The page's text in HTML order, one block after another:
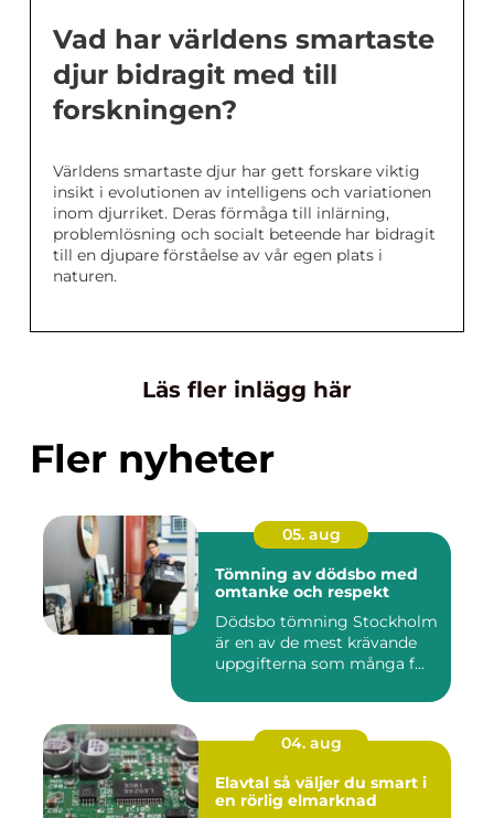
Vad har världens smartaste
djur bidragit med till
forskningen?
Världens smartaste djur har gett forskare viktig
insikt i evolutionen av intelligens och variationen
inom djurriket. Deras förmåga till inlärning,
problemlösning och socialt beteende har bidragit
till en djupare förståelse av vår egen plats i
naturen.
Läs fler inlägg här
Fler nyheter
05. aug
Tömning av dödsbo med
omtanke och respekt
Dödsbo tömning Stockholm
är en av de mest krävande
uppgifterna som många f...
04. aug
Elavtal så väljer du smart i
en rörlig elmarknad